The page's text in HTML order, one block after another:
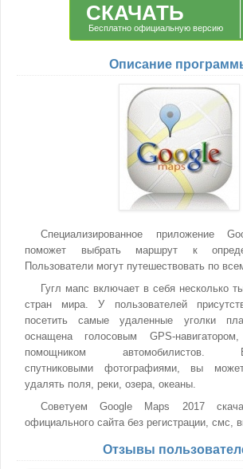
СКАЧАТЬ
Бесплатно официальную версию
Описание
Специализированное приложение
поможет выбрать маршрут к
Пользователи могут путешествовать по
Гугл мапс включает в себя несколько
стран мира. У пользователей
посетить самые удаленные уголки
оснащена голосовым GPS-
помощником автомобилистов.
спутниковыми фотографиями, вы
удалять поля, реки, озера, океаны.
Советуем Google Maps 2017
официального сайта без регистрации, смс,
Отзывы